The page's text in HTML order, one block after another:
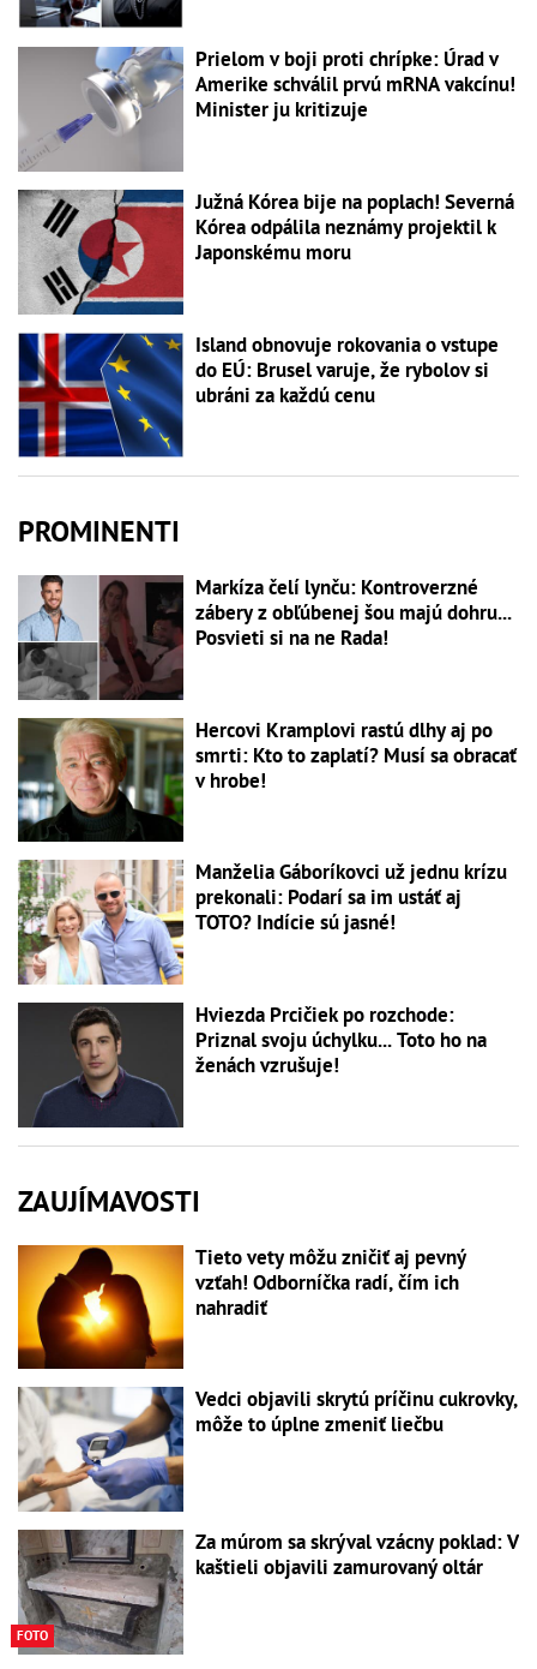
Prielom v boji proti chrípke: Úrad v
Amerike schválil prvú mRNA vakcínu!
Minister ju kritizuje
Južná Kórea bije na poplach! Severná
Kórea odpálila neznámy projektil k
Japonskému moru
Island obnovuje rokovania o vstupe
do EÚ: Brusel varuje, že rybolov si
ubráni za každú cenu
PROMINENTI
Markíza čelí lynču: Kontroverzné
zábery z obľúbenej šou majú dohru...
Posvieti si na ne Rada!
Hercovi Kramplovi rastú dlhy aj po
smrti: Kto to zaplatí? Musí sa obracať
v hrobe!
Manželia Gáboríkovci už jednu krízu
prekonali: Podarí sa im ustáť aj
TOTO? Indície sú jasné!
Hviezda Prcičiek po rozchode:
Priznal svoju úchylku... Toto ho na
ženách vzrušuje!
ZAUJÍMAVOSTI
Tieto vety môžu zničiť aj pevný
vzťah! Odborníčka radí, čím ich
nahradiť
Vedci objavili skrytú príčinu cukrovky,
môže to úplne zmeniť liečbu
FOTO
Za múrom sa skrýval vzácny poklad: V
kaštieli objavili zamurovaný oltár